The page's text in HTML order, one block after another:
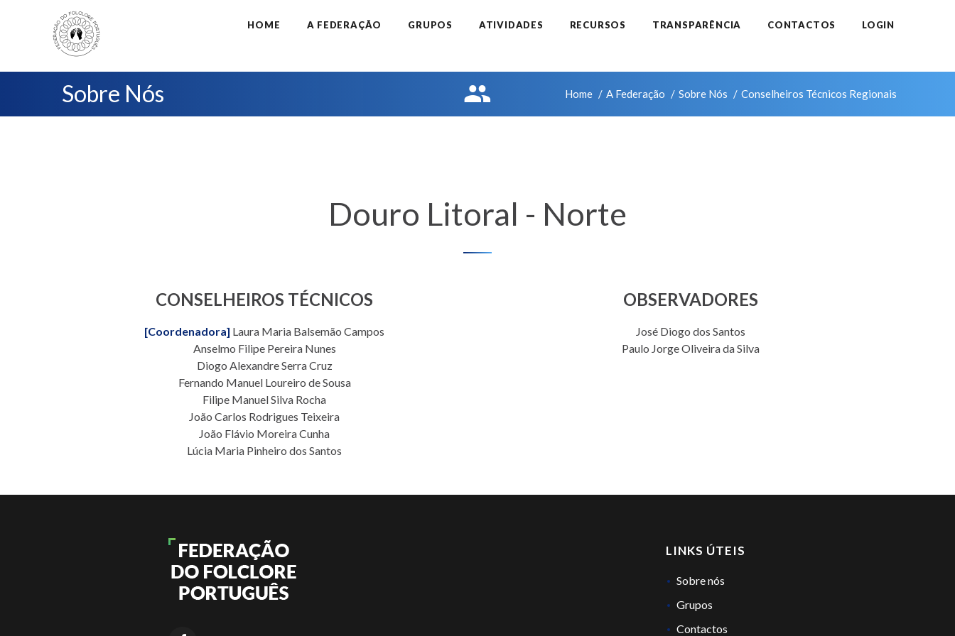
HOME A FEDERAÇÃO GRUPOS ATIVIDADES RECURSOS TRANSPARÊNCIA CONTACTOS LOGIN
Sobre Nós Home A Federação Sobre Nós Conselheiros Técnicos Regionais
Douro Litoral - Norte
CONSELHEIROS TÉCNICOS
[Coordenadora] Laura Maria Balsemão Campos
Anselmo Filipe Pereira Nunes
Diogo Alexandre Serra Cruz
Fernando Manuel Loureiro de Sousa
Filipe Manuel Silva Rocha
João Carlos Rodrigues Teixeira
João Flávio Moreira Cunha
Lúcia Maria Pinheiro dos Santos
OBSERVADORES
José Diogo dos Santos
Paulo Jorge Oliveira da Silva
LINKS ÚTEIS
Sobre nós
Grupos
Contactos